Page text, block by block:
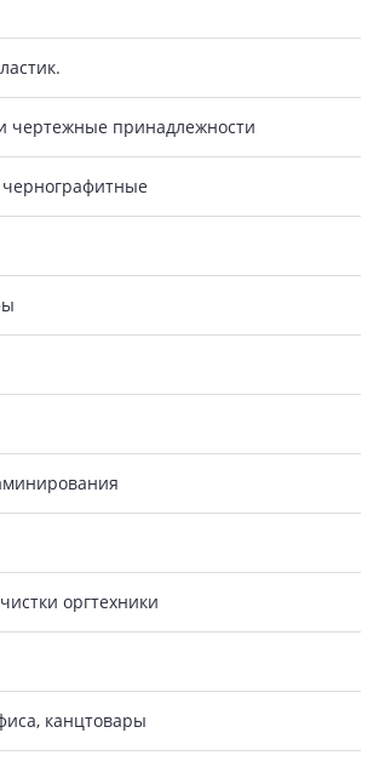
чертежные принадлежности
оргтехники
канцтовары